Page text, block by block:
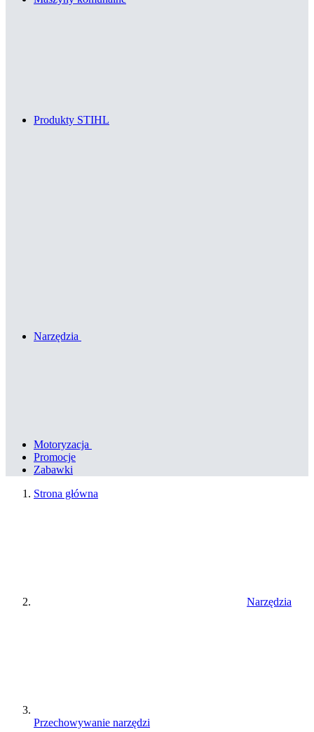
Produkty STIHL
Narzędzia
Motoryzacja
Promocje
Zabawki
Strona główna
Narzędzia
Przechowywanie narzędzi